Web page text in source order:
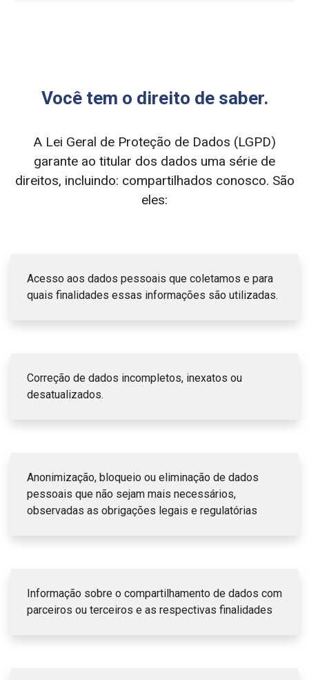
Você tem o direito de saber.
A Lei Geral de Proteção de Dados (LGPD)
garante ao titular dos dados uma série de
direitos, incluindo: compartilhados conosco. São
eles:
Acesso aos dados pessoais que coletamos e para
quais finalidades essas informações são utilizadas.
Correção de dados incompletos, inexatos ou
desatualizados.
Anonimização, bloqueio ou eliminação de dados
pessoais que não sejam mais necessários,
observadas as obrigações legais e regulatórias
Informação sobre o compartilhamento de dados com
parceiros ou terceiros e as respectivas finalidades